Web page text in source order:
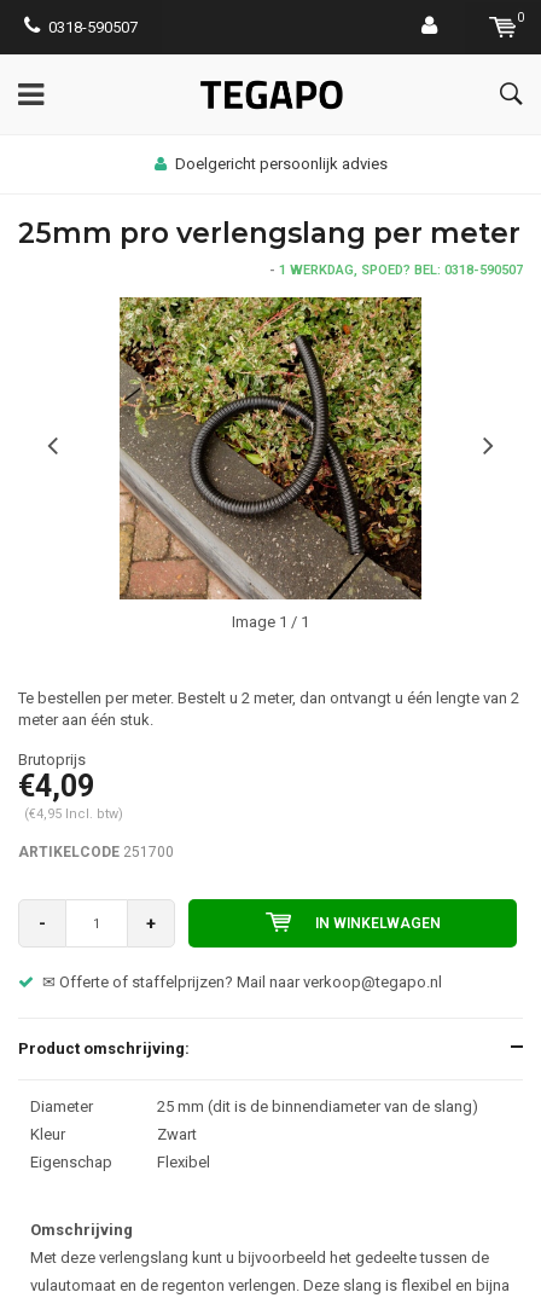
0318-590507
0
Doelgericht persoonlijk advies
25mm pro verlengslang per meter
- 1 WERKDAG, SPOED? BEL: 0318-590507
Image 1 / 1
Te bestellen per meter. Bestelt u 2 meter, dan ontvangt u één lengte van 2
meter aan één stuk.
€4,09
(€4,95 Incl. btw)
ARTIKELCODE 251700
- + IN WINKELWAGEN
✉ Offerte of staffelprijzen? Mail naarverkoop@tegapo.nl
Product omschrijving:
Diameter
25 mm (dit is de binnendiameter van de slang)
Kleur
Zwart
Eigenschap
Flexibel
Omschrijving
Met deze verlengslang kunt u bijvoorbeeld het gedeelte tussen de
vulautomaat en de regenton verlengen. Deze slang is flexibel en bijna